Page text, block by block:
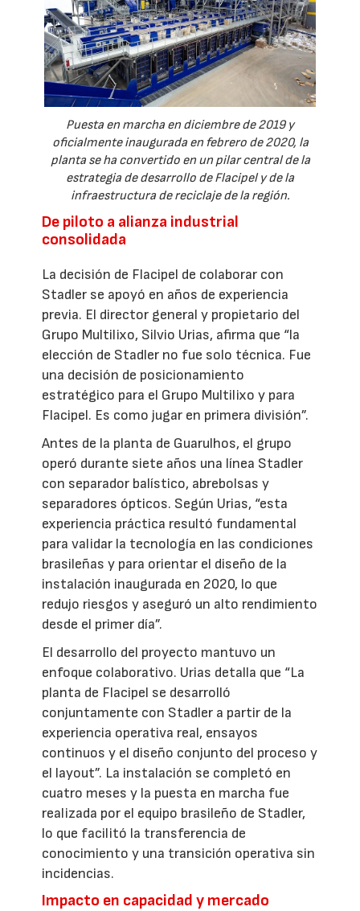
Puesta en marcha en diciembre de 2019 y
oficialmente inaugurada en febrero de 2020, la
planta se ha convertido en un pilar central de la
estrategia de desarrollo de Flacipel y de la
infraestructura de reciclaje de la región.
De piloto a alianza industrial
consolidada
La decisión de Flacipel de colaborar con
Stadler se apoyó en años de experiencia
previa. El director general y propietario del
Grupo Multilixo, Silvio Urias, afirma que “la
elección de Stadler no fue solo técnica. Fue
una decisión de posicionamiento
estratégico para el Grupo Multilixo y para
Flacipel. Es como jugar en primera división”.
Antes de la planta de Guarulhos, el grupo
operó durante siete años una línea Stadler
con separador balístico, abrebolsas y
separadores ópticos. Según Urias, “esta
experiencia práctica resultó fundamental
para validar la tecnología en las condiciones
brasileñas y para orientar el diseño de la
instalación inaugurada en 2020, lo que
redujo riesgos y aseguró un alto rendimiento
desde el primer día”.
El desarrollo del proyecto mantuvo un
enfoque colaborativo. Urias detalla que “La
planta de Flacipel se desarrolló
conjuntamente con Stadler a partir de la
experiencia operativa real, ensayos
continuos y el diseño conjunto del proceso y
el layout”. La instalación se completó en
cuatro meses y la puesta en marcha fue
realizada por el equipo brasileño de Stadler,
lo que facilitó la transferencia de
conocimiento y una transición operativa sin
incidencias.
Impacto en capacidad y mercado